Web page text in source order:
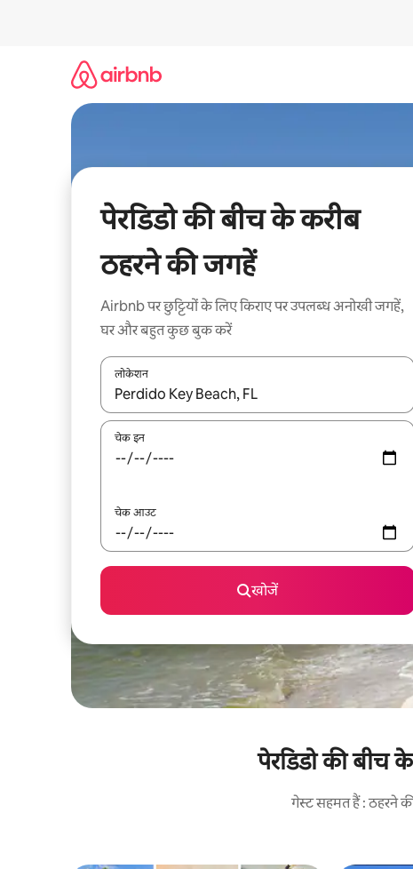
पेरडिडो की बीच के करीब
ठहरने की जगहें
Airbnb पर छुट्टियों के लिए किराए पर उपलब्ध अनोखी जगहें,
घर और बहुत कुछ बुक करें
लोकेशन
नतीजों के उपलब्ध होने पर, अप और डाउन 'ऐरो की' का इस्तेमाल
चेक इन
चेक आउट
खोजें
पेरडिडो की बीच
गेस्ट सहमत हैं : ठहरने